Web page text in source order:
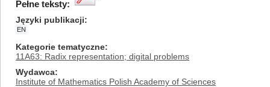
Pełne teksty:
Języki publikacji
EN
Kategorie tematyczne
11A63: Radix representation; digital problems
Wydawca
Institute of Mathematics Polish Academy of Sciences